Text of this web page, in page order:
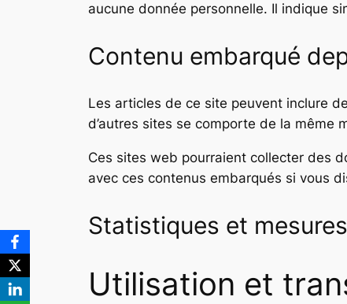
aucune donnée personnelle. Il indique
Contenu embarqué
Les articles de ce site peuvent inclure
d’autres sites se comporte de la même
Ces sites web pourraient collecter des
avec ces contenus embarqués si vous
Statistiques et
Utilisation et